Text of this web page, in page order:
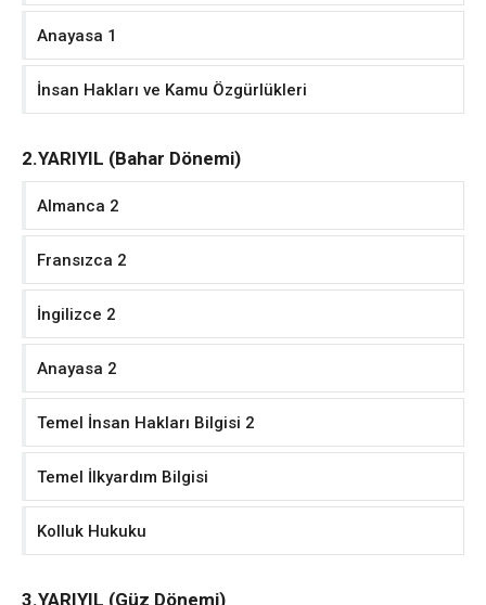
Anayasa 1
İnsan Hakları ve Kamu Özgürlükleri
2.YARIYIL (Bahar Dönemi)
Almanca 2
Fransızca 2
İngilizce 2
Anayasa 2
Temel İnsan Hakları Bilgisi 2
Temel İlkyardım Bilgisi
Kolluk Hukuku
3.YARIYIL (Güz Dönemi)